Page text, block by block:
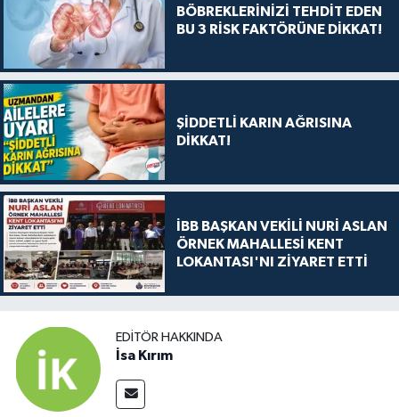
BÖBREKLERİNİZİ TEHDİT EDEN
BU 3 RİSK FAKTÖRÜNE DİKKAT!
ŞİDDETLİ KARIN AĞRISINA
DİKKAT!
İBB BAŞKAN VEKİLİ NURİ ASLAN
ÖRNEK MAHALLESİ KENT
LOKANTASI'NI ZİYARET ETTİ
EDITÖR HAKKINDA
İsa Kırım